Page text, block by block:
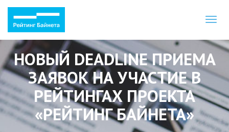
НОВЫЙ DEADLINE ПРИЕМА
ЗАЯВОК НА УЧАСТИЕ В
РЕЙТИНГАХ ПРОЕКТА
«РЕЙТИНГ БАЙНЕТА»